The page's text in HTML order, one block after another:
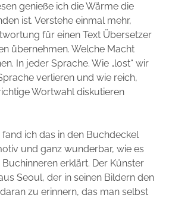
genieße ich die Wärme die
ist. Verstehe einmal mehr,
für einen Text Übersetzer
übernehmen. Welche Macht
In jeder Sprache. Wie „lost“ wir
verlieren und wie reich,
Wortwahl diskutieren
ich das in den Buchdeckel
und ganz wunderbar, wie es
erklärt. Der Künster
Seoul, der in seinen Bildern den
zu erinnern, das man selbst